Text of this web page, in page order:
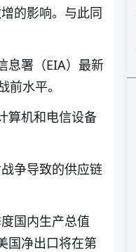
的影响。与此同
息署（EIA）最新
水平。
算机和电信设备
争导致的供应链
国内生产总值
国净出口将在第